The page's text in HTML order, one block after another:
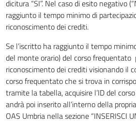
dicitura “SI”. Nel caso di esito negativo
raggiunto il tempo minimo di
riconoscimento dei crediti.
Se l’iscritto ha raggiunto il tempo
del monte orario) del corso frequentato
riconoscimento dei crediti visionando il
corso frequentato che si trova in
tramite la tabella, acquisire l’ID del
andrà poi inserito all’interno della
OAS Umbria nella sezione “INSERISCI